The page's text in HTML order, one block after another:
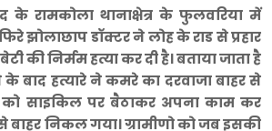
के रामकोला थानाक्षेत्र के फुलवरिया में
झोलाछाप डॉक्टर ने लोह के राड से प्रहार
की निर्मम हत्या कर दी है। बताया जाता है
बाद हत्यारे ने कमरे का दरवाजा बाहर से
साइकिल पर बैठाकर अपना काम कर
बाहर निकल गया। ग्रामीणो को जब इसकी